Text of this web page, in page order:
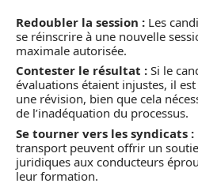
Redoubler la session : Les
se réinscrire à une nouvelle
maximale autorisée.
Contester le résultat : Si le
évaluations étaient injustes, il
une révision, bien que cela
de l’inadéquation du processus.
Se tourner vers les syndicats :
transport peuvent offrir un
juridiques aux conducteurs
leur formation.